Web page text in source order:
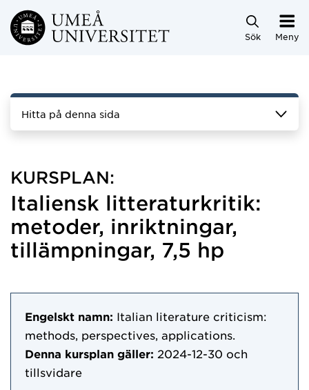
Hoppa direkt till innehållet
Sök Meny
Hitta på denna sida
KURSPLAN:
Italiensk litteraturkritik:
metoder, inriktningar,
tillämpningar, 7,5 hp
Engelskt namn: Italian literature criticism:
methods, perspectives, applications.
Denna kursplan gäller: 2024-12-30 och
tillsvidare